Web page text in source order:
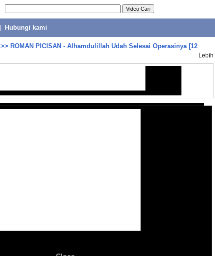
Hubungi kami
>> ROMAN PICISAN - Alhamdulillah Udah Selesai Operasinya [12
Lebih